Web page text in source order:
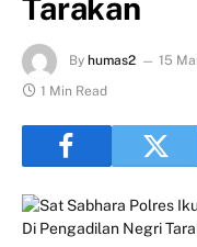
Tarakan
By humas2 15
1 Min Read